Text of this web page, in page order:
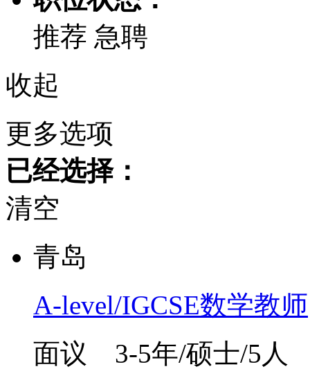
推荐 急聘
收起
更多选项
已经选择：
清空
青岛
A-level/IGCSE数学教师
面议 3-5年/硕士/5人